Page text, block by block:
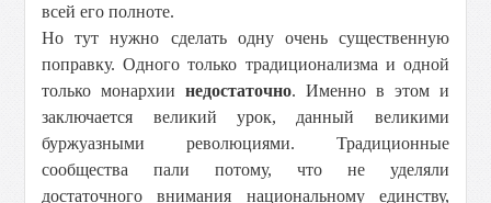
всей его полноте.
Но тут нужно сделать одну очень существенную
поправку. Одного только традиционализма и одной
только монархиинедостаточно. Именно в этом и
заключается великий урок, данный великими
буржуазными революциями. Традиционные
сообщества пали потому, что не уделяли
достаточного внимания национальному единству,